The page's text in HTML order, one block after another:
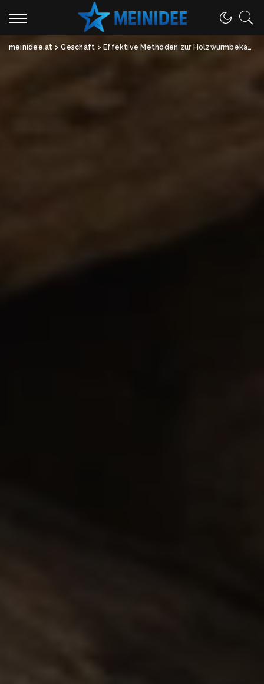
meinidee.at >Geschäft > Effektive Methoden zur Holzwurmbekämpfung: So entscheidest du dich für die richtige Lösung